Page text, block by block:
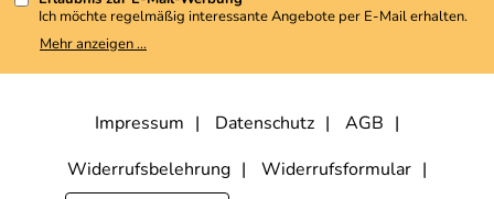
Ich möchte regelmäßig interessante Angebote per E-Mail erhalten.
Meine E-Mail-Adresse wird nicht an andere Unternehmen
weitergegeben. Zu statistischen Zwecken wird in anonymer Form
kann ich jederzeit mit Wirkung für die Zukunft widerrufen, indem ich
den Link "Abmelden" am Ende des Newsletters anklicke. Die
Mehr anzeigen ...
Impressum Datenschutz
AGB
Widerrufsbelehrung
Widerrufsformular